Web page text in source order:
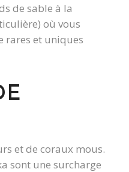
de sable à la
où vous
rares et uniques
et de coraux mous.
sont une surcharge